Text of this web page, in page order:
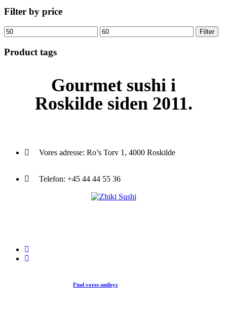
Filter by price
Mindste
pris
Højeste
pris
Filter
Product tags
Gourmet sushi i
Roskilde siden 2011.
Vores adresse: Ro’s Torv 1, 4000 Roskilde
Telefon: +45 44 44 55 36
Find vores smileys